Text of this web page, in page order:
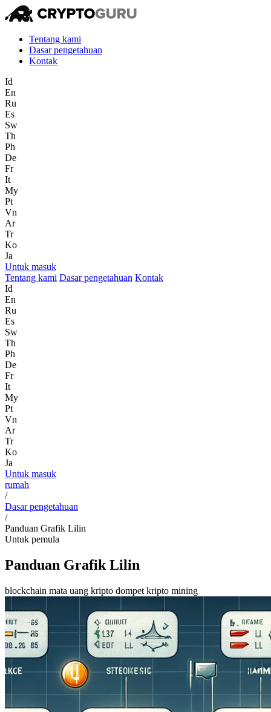
Tentang kami
Dasar pengetahuan
Kontak
Id
En
Ru
Es
Sw
Th
Ph
De
Fr
It
My
Pt
Vn
Ar
Tr
Ko
Ja
Untuk masuk
Tentang kami Dasar pengetahuan Kontak
Id
En
Ru
Es
Sw
Th
Ph
De
Fr
It
My
Pt
Vn
Ar
Tr
Ko
Ja
Untuk masuk
rumah
/
Dasar pengetahuan
/
Panduan Grafik Lilin
Untuk pemula
Panduan Grafik Lilin
blockchain mata uang kripto dompet kripto mining